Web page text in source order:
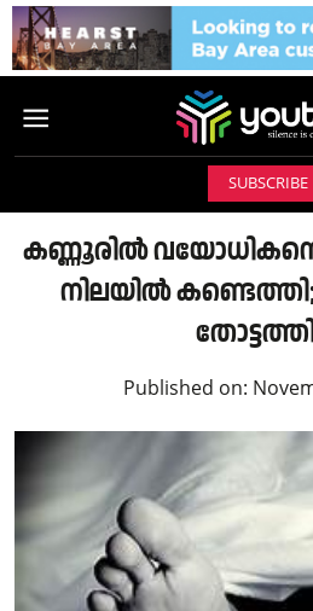
SUBSCRIBE
കണ്ണൂരിൽ
നിലയിൽ
Published on: